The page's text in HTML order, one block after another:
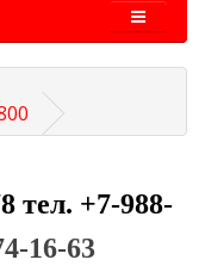
тел. +7-988-
16-63